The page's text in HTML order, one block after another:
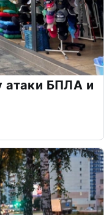
атаки БПЛА и